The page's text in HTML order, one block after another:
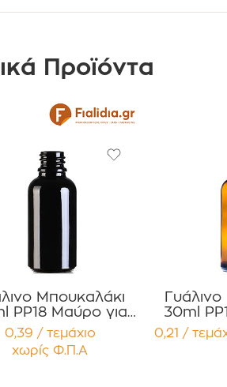
Προϊόντα
Μπουκαλάκι
PP18 Μαύρο για
Έλαια ,Βάμματα
Συσκευασία
12 τεμαχίων
0,39 / τεμάχιο
χωρίς Φ.Π.Α
30ml
για
0,21 /